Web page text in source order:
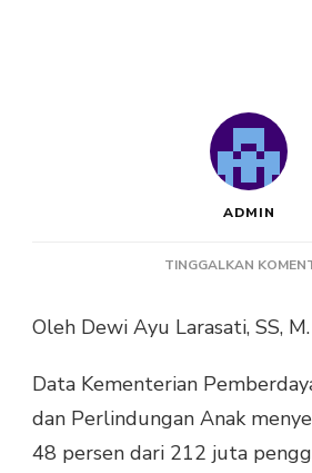
ADMIN
TINGGALKAN
Oleh Dewi Ayu Larasati, SS,
Data Kementerian
dan Perlindungan Anak
48 persen dari 212 juta